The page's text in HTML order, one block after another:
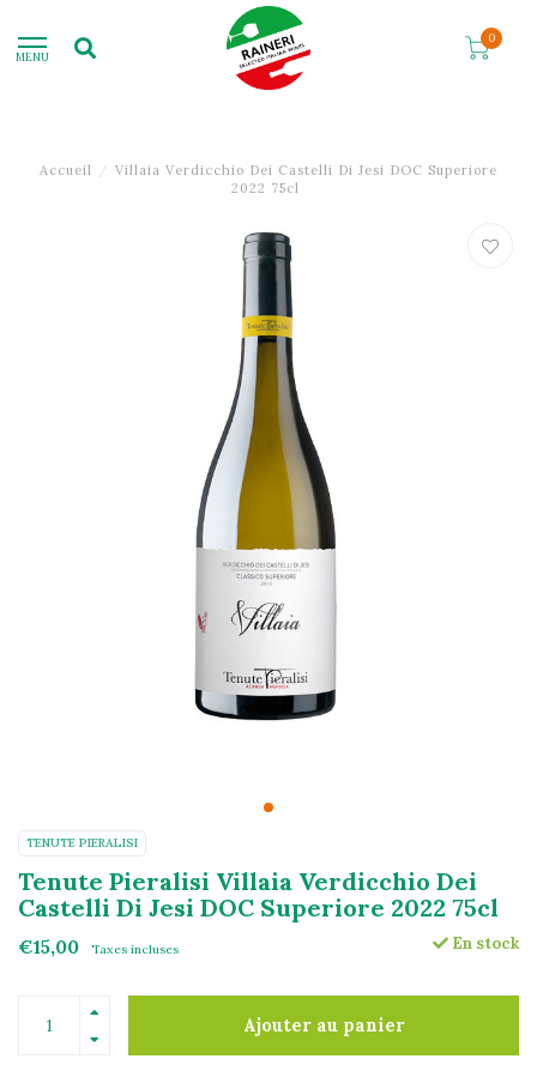
MENU
0
Accueil / Villaia Verdicchio Dei Castelli Di Jesi DOC Superiore
2022 75cl
TENUTE PIERALISI
Tenute Pieralisi Villaia Verdicchio Dei
Castelli Di Jesi DOC Superiore 2022 75cl
€15,00 Taxes incluses En stock
Ajouter au panier